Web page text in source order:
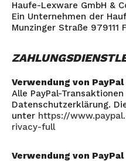
Haufe-Lexware GmbH &
Ein Unternehmen der
Munzinger Straße 979111
Verwendung von PayPal
Alle PayPal-
Datenschutzerklärung.
unter https://
rivacy-full
Verwendung von